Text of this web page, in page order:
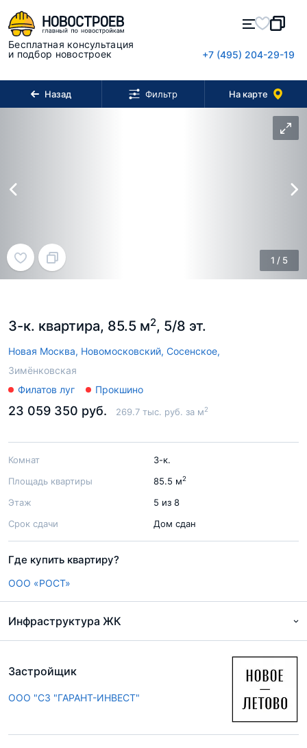
Бесплатная консультация
и подбор новостроек
+7 (495) 204-29-19
Назад Фильтр На карте
3-к. квартира, 85.5 м2, 5/8 эт.
Новая Москва, Новомосковский, Сосенское,
Зимёнковская
Филатов луг
Прокшино
1 / 5
23 059 350 руб. 269.7 тыс. руб. за м2
Комнат
3-к.
Площадь квартиры
85.5 м2
Этаж
5 из 8
Срок сдачи
Дом сдан
Где купить квартиру?
ООО «РОСТ»
Застройщик
ООО "СЗ "ГАРАНТ-ИНВЕСТ"
Инфраструктура ЖК